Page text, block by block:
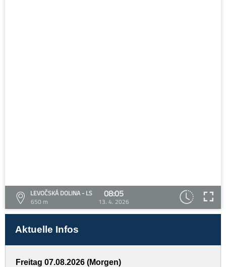
LEVOČSKÁ DOLINA - LS
650 m
08:05
13. 4. 2026
Aktuelle Infos
Freitag 07.08.2026 (Morgen)